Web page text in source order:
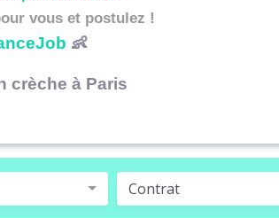
vous et postulez !
👶
crèche à Paris
Contrat